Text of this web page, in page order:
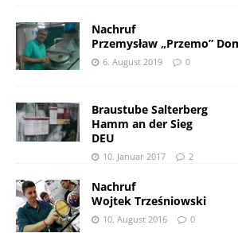
Nachruf
Przemysław „Przemo”
6. August 2019 0
Braustube Salterberg
Hamm an der Sieg
DEU
10. Januar 2017 2
Nachruf
Wojtek Trześniowski
10. August 2016 0